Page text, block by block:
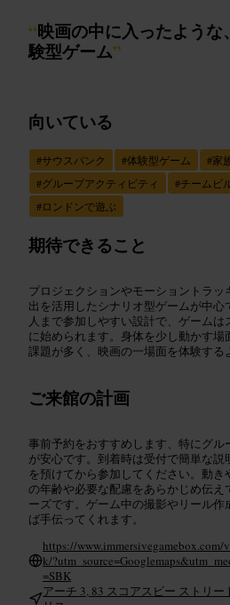
“映画の中に入ったよう
験型ゲーム”
向いている
#サウスバンク #体験型ゲーム #家
#グループアクティビティ #チームビ
#ロンドンで遊ぶ
期待できること
プロジェクションやモーショントラ
出を活用したシナリオ型ゲームが中
人まで参加しやすい設計で、ゲーム
に始められます。身体を少し動かす場
課題が多く、映画の一場面を体験する
ご来館の計画
事前予約をおすすめします、特にグ
が安心です。到着時は受付で簡単な
を預けてから参加してください。動
の年齢や必要な配慮をあらかじめ伝え
ーズです。ゲーム中の撮影やリール
ば手伝ってくれます。
https://www.immersivegamebox.com/
k/
=SBK
アーチ 3, 83 スコアスビー ストリー